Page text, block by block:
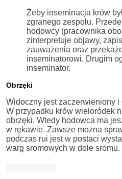
Żeby inseminacja krów
zgranego zespołu.
hodowcy (pracownika
zinterpretuje objawy,
zauważenia oraz
inseminatorowi. Drugim
inseminator.
Obrzęki
Widoczny jest zaczerwieniony i
W przypadku krów wieloródek
obrzęki. Wtedy hodowca ma
w rękawie. Zawsze można
podczas rui jest w postaci
warg sromowych w dole sromu.